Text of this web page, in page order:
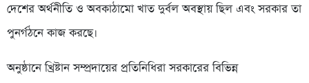
দেশের অর্থনীতি ও অবকাঠামো খাত দুর্বল অবস্থায় ছিল এবং সরকার তা
পুনর্গঠনে কাজ করছে।
অনুষ্ঠানে খ্রিষ্টান সম্প্রদায়ের প্রতিনিধিরা সরকারের বিভিন্ন